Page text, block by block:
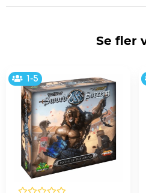
Se fler
1-5